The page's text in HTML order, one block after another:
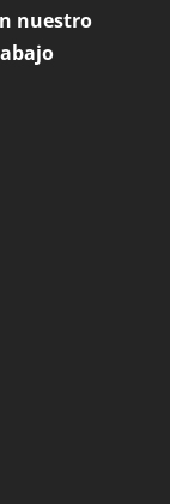
nuestro